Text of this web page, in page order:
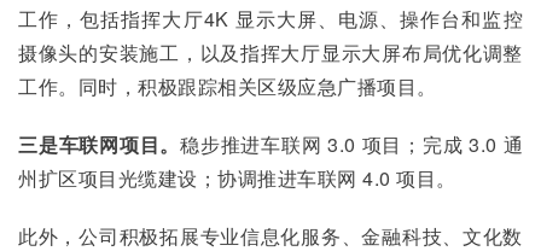
工作，包括指挥大厅4K 显示大屏、电源、操作台和监控
摄像头的安装施工，以及指挥大厅显示大屏布局优化调整
工作。同时，积极跟踪相关区级应急广播项目。
三是车联网项目。稳步推进车联网 3.0 项目；完成 3.0 通
州扩区项目光缆建设；协调推进车联网 4.0 项目。
此外，公司积极拓展专业信息化服务、金融科技、文化数